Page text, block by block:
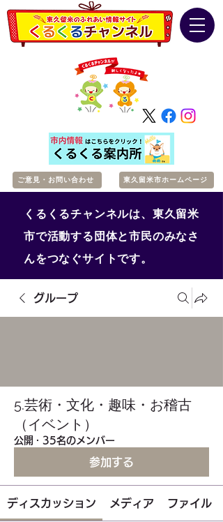
ご意見・お問い合わせ 東久留米市ホームページ
くるくるチャンネルは、東久留米
市で活動する団体と市民のみなさ
んをつなぐサイトです。
グループ
5.芸術・文化・趣味・お稽古
（イベント）
公開 · 35名のメンバー
参加する
ディスカッション メディア ファイル